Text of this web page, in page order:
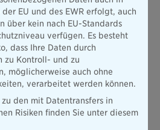
Basis für dauerhafte Stabilität.
Abschneiden der Bayerischen
insbesondere die hohen
in den Bereichen Risiko
mittleren
gelingt es der Bayerischen
den Garantiezins all
der Vorsorge zur
besonders herausfordernd. Die
EU und des EWR erfolgt, auch
über kein nach EU-Standards
verfügen. Es besteht
dass Ihre Daten durch
zu Kontroll- und zu
möglicherweise auch ohne
verarbeitet werden können.
den mit Datentransfers in
Risiken finden Sie unter diesem